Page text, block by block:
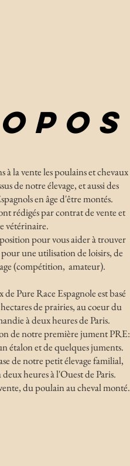
à la vente les poulains et chevaux
de notre élevage, et aussi des
en âge d'être montés.
rédigés par contrat de vente et
vétérinaire.
pour vous aider à trouver
une utilisation de loisirs, de
(compétition, amateur).
Pure Race Espagnole est basé
de prairies, au coeur du
à deux heures de Paris.
de notre première jument PRE:
et de quelques juments.
de notre petit élevage familial,
heures à l'Ouest de Paris.
du poulain au cheval monté.